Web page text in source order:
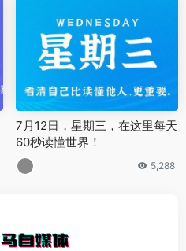
7月12日，星期三，在这里每天
60秒读懂世界！
5,288